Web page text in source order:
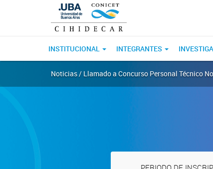
INSTITUCIONAL INTEGRANTES
Noticias / Llamado a Concurso Personal Técnico No